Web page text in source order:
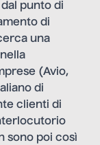
punto di
di
una
(Avio,
di
clienti di
sono poi così